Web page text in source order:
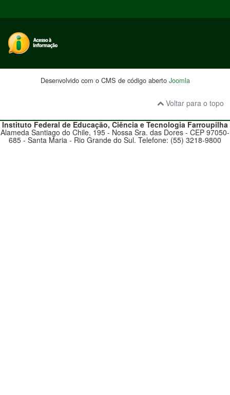
Desenvolvido com o CMS de código aberto Joomla
Voltar para o topo
Instituto Federal de Educação, Ciência e Tecnologia Farroupilha
Alameda Santiago do Chile, 195 - Nossa Sra. das Dores - CEP 97050-
685 - Santa Maria - Rio Grande do Sul. Telefone: (55) 3218-9800